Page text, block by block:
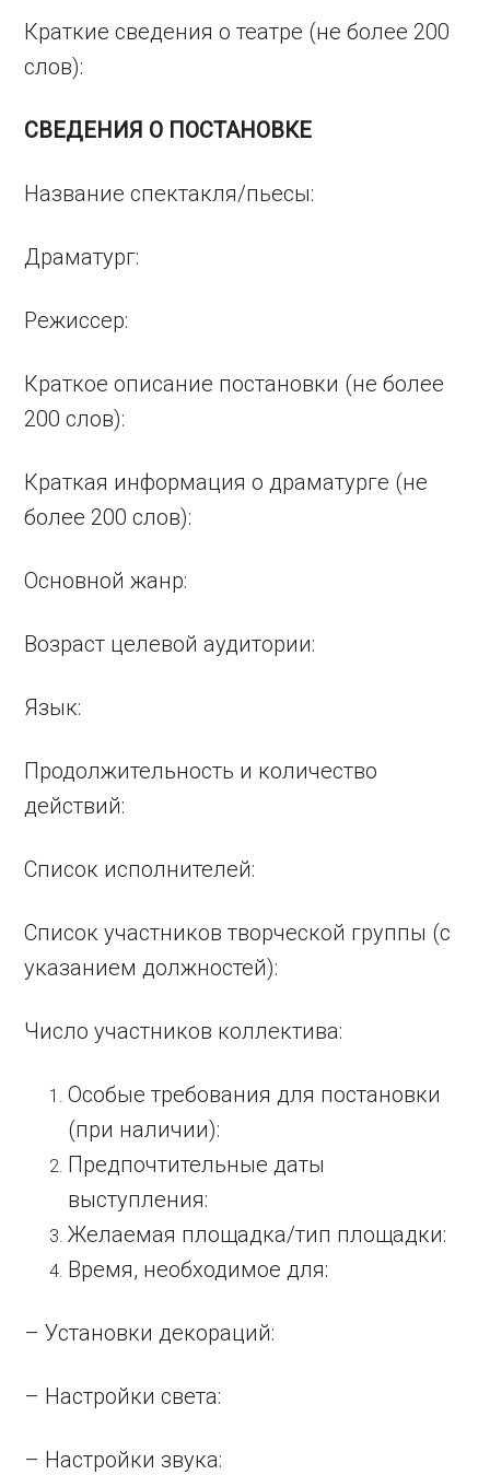
Краткие сведения о театре (не более 200
слов):
СВЕДЕНИЯ О ПОСТАНОВКЕ
Название спектакля/пьесы:
Драматург:
Режиссер:
Краткое описание постановки (не более
200 слов):
Краткая информация о драматурге (не
более 200 слов):
Основной жанр:
Возраст целевой аудитории:
Язык:
Продолжительность и количество
действий:
Список исполнителей:
Список участников творческой группы (с
указанием должностей):
Число участников коллектива:
Особые требования для постановки
(при наличии):
Предпочтительные даты
выступления:
Желаемая площадка/тип площадки:
Время, необходимое для:
– Установки декораций:
– Настройки света:
– Настройки звука: